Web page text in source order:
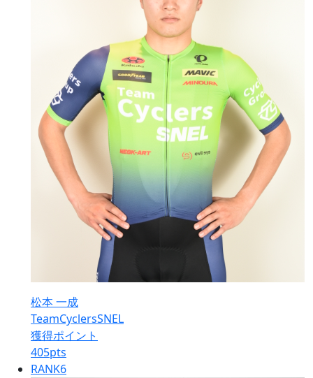
松本 一成
TeamCyclersSNEL
獲得ポイント
405pts
RANK6